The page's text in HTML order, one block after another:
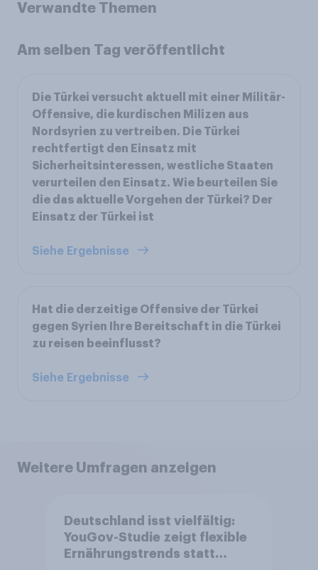
Verwandte Themen
Am selben Tag veröffentlicht
Die Türkei versucht aktuell mit einer Militär-
Offensive, die kurdischen Milizen aus
Nordsyrien zu vertreiben. Die Türkei
rechtfertigt den Einsatz mit
Sicherheitsinteressen, westliche Staaten
verurteilen den Einsatz. Wie beurteilen Sie
die das aktuelle Vorgehen der Türkei? Der
Einsatz der Türkei ist
Siehe Ergebnisse
Hat die derzeitige Offensive der Türkei
gegen Syrien Ihre Bereitschaft in die Türkei
zu reisen beeinflusst?
Siehe Ergebnisse
Weitere Umfragen anzeigen
Deutschland isst vielfältig:
YouGov-Studie zeigt flexible
Ernährungstrends statt